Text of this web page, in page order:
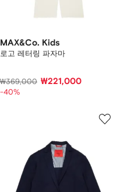
MAX&Co. Kids
로고 레터링 파자마
₩369,000 ₩221,000
-40%